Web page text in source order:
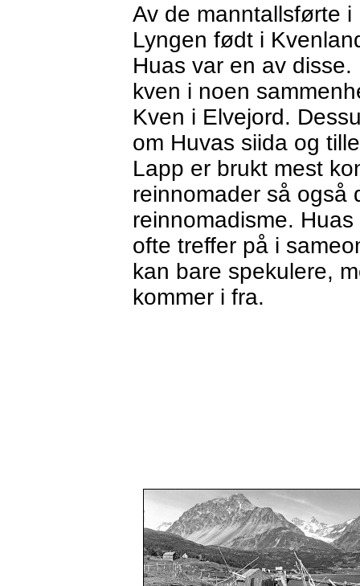
Av de manntallsførte
Lyngen født i
Huas var en av
kven i noen
Kven i Elvejord.
om Huvas siida og
Lapp er brukt mest
reinnomader så også
reinnomadisme.
ofte treffer på i
kan bare spekulere,
kommer i fra.